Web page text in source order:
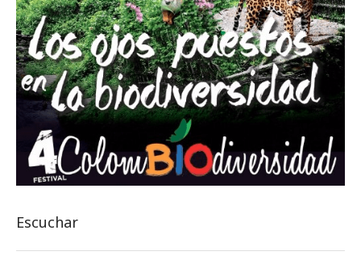
Escuchar